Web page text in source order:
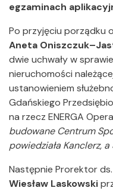
egzaminach
Po przyjęciu porządku
Aneta
dwie uchwały w
nieruchomości
ustanowieniem
Gdańskiego
na rzecz ENERGA
budowane Centrum
powiedziała Kanclerz,
Następnie Prorektor
Wiesław Laskowski